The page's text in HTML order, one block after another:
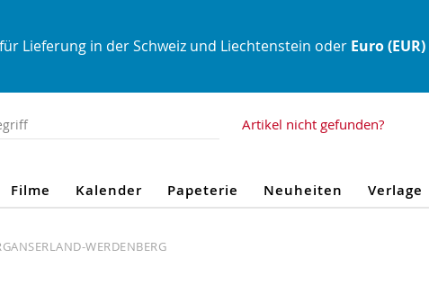
für Lieferung in der Schweiz und Liechtenstein oder Euro (EUR)
Artikel nicht gefunden?
Filme Kalender Papeterie Neuheiten Verlage
WERDENBERG